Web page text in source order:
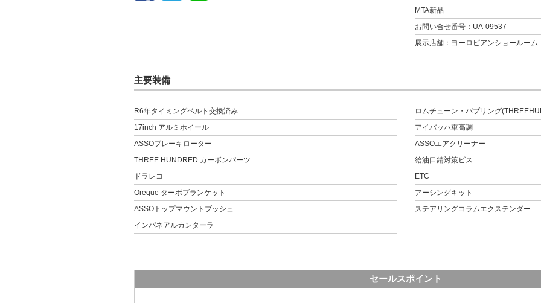
MTA新品
お問い合せ番号：UA-09537
展示店舗：ヨーロピアンショールーム
主要装備
R6年タイミングベルト交換済み
17inch アルミホイール
ASSOブレーキローター
THREE HUNDRED カーボンパーツ
ドラレコ
Oreque ターボブランケット
ASSOトップマウントブッシュ
インパネアルカンターラ
ロムチューン・バブリング
アイバッハ車高調
ASSOエアクリーナー
給油口錆対策ビス
ETC
アーシングキット
ステアリングコラムエクステンダー
セールスポイント